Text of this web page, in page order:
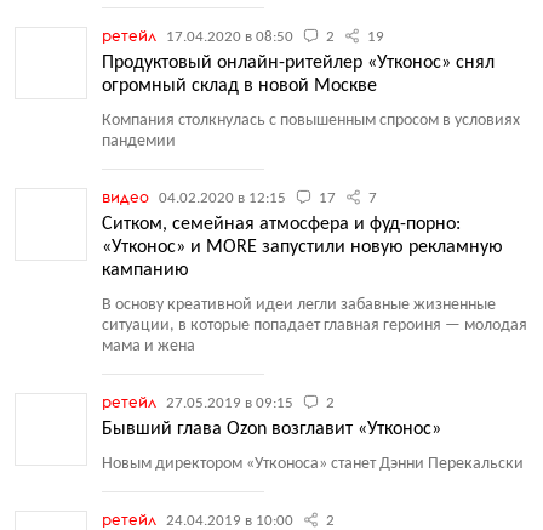
ретейл 17.04.2020 в 08:50 2 19
Продуктовый онлайн-ритейлер «Утконос» снял
огромный склад в новой Москве
Компания столкнулась с повышенным спросом в условиях
пандемии
видео 04.02.2020 в 12:15 17 7
Ситком, семейная атмосфера и фуд-порно:
«Утконос» и MORE запустили новую рекламную
кампанию
В основу креативной идеи легли забавные жизненные
ситуации, в которые попадает главная героиня — молодая
мама и жена
ретейл 27.05.2019 в 09:15 2
Бывший глава Ozon возглавит «Утконос»
Новым директором «Утконоса» станет Дэнни Перекальски
ретейл 24.04.2019 в 10:00 2